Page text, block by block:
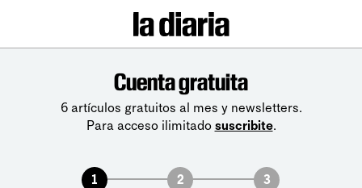
Cuenta gratuita
6 artículos gratuitos al mes y newsletters.
Para acceso ilimitado suscribite.
1 2 3